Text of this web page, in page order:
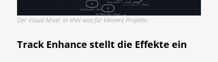
Der Visual-Mixer ist eher was für kleinere Projekte.
Track Enhance stellt die Effekte ein